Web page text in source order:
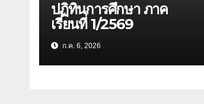
ปฏิทินการศึกษา ภาค
เรียนที่ 1/2569
ก.ค. 6, 2026